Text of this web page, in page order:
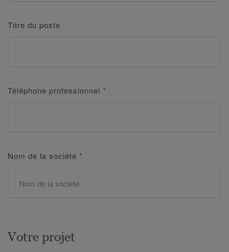
Titre du poste
Téléphone professionnel *
Nom de la société *
Votre projet